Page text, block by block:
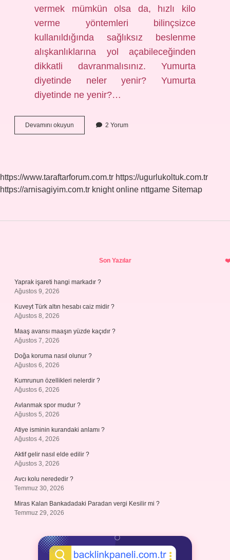
vermek mümkün olsa da, hızlı kilo
verme yöntemleri bilinçsizce
kullanıldığında sağlıksız beslenme
alışkanlıklarına yol açabileceğinden
dikkatli davranmalısınız. Yumurta
diyetinde neler yenir? Yumurta
diyetinde ne yenir?…
Devamını okuyun
Günlük
Verdirir
2 Yorum
https://www.taraftarforum.com.tr https://ugurlukoltuk.com.tr
https://arnisagiyim.com.tr knight online nttgame Sitemap
Son Yazılar
Yaprak işareti hangi markadır ?
Ağustos 9, 2026
Kuveyt Türk altın hesabı caiz midir ?
Ağustos 8, 2026
Maaş avansı maaşın yüzde kaçıdır ?
Ağustos 7, 2026
Doğa koruma nasıl olunur ?
Ağustos 6, 2026
Kumrunun özellikleri nelerdir ?
Ağustos 6, 2026
Avlanmak spor mudur ?
Ağustos 5, 2026
Atiye isminin kurandaki anlamı ?
Ağustos 4, 2026
Aktif gelir nasıl elde edilir ?
Ağustos 3, 2026
Avcı kolu nerededir ?
Temmuz 30, 2026
Miras Kalan Bankadadaki Paradan vergi Kesilir mi ?
Temmuz 29, 2026